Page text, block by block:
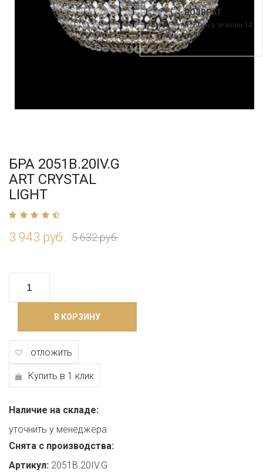
БРА 2051B.20IV.G
ART CRYSTAL
LIGHT
3 943 руб. 5 632 руб.
В КОРЗИНУ
отложить
Купить в 1 клик
Наличие на складе:
уточнить у менеджера
Снята с производства:
Артикул: 2051B.20IV.G
ВОЗВРАТ
и обмен в течении 14
дней